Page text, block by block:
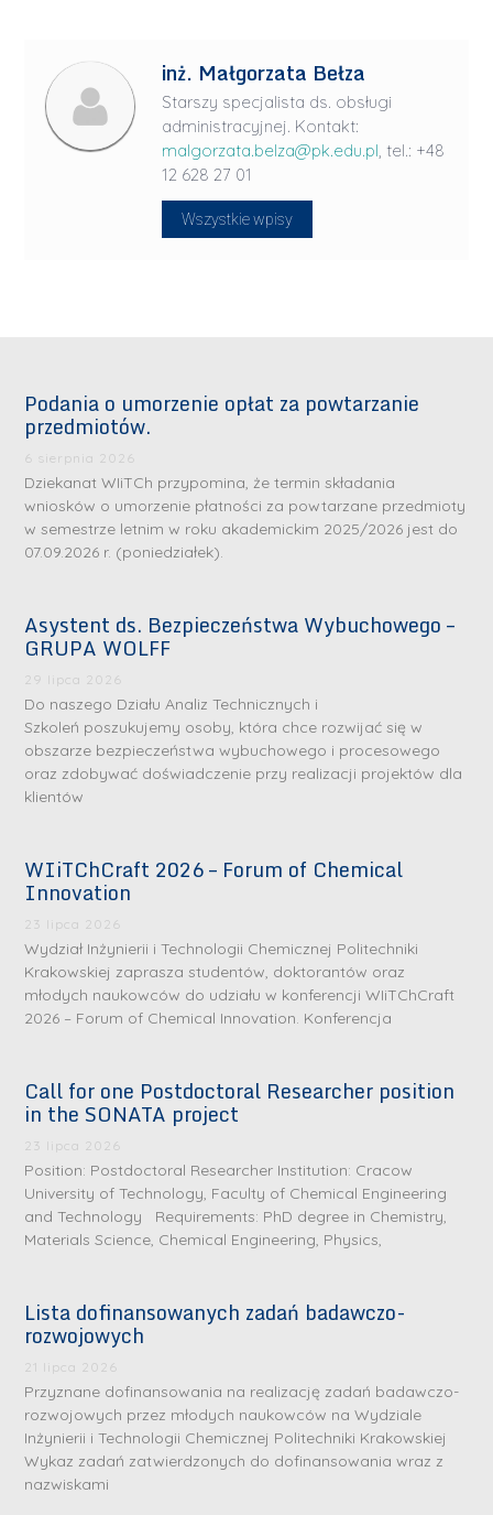
inż. Małgorzata Bełza
Starszy specjalista ds. obsługi
administracyjnej. Kontakt:
malgorzata.belza@pk.edu.pl, tel.: +48
12 628 27 01
Wszystkie wpisy
Podania o umorzenie opłat za powtarzanie
przedmiotów.
6 sierpnia 2026
Dziekanat WIiTCh przypomina, że termin składania
wniosków o umorzenie płatności za powtarzane przedmioty
w semestrze letnim w roku akademickim 2025/2026 jest do
07.09.2026 r. (poniedziałek).
Asystent ds. Bezpieczeństwa Wybuchowego –
GRUPA WOLFF
29 lipca 2026
Do naszego Działu Analiz Technicznych i
Szkoleń poszukujemy osoby, która chce rozwijać się w
obszarze bezpieczeństwa wybuchowego i procesowego
oraz zdobywać doświadczenie przy realizacji projektów dla
klientów
WIiTChCraft 2026 – Forum of Chemical
Innovation
23 lipca 2026
Wydział Inżynierii i Technologii Chemicznej Politechniki
Krakowskiej zaprasza studentów, doktorantów oraz
młodych naukowców do udziału w konferencji WIiTChCraft
2026 – Forum of Chemical Innovation. Konferencja
Call for one Postdoctoral Researcher position
in the SONATA project
23 lipca 2026
Position: Postdoctoral Researcher Institution: Cracow
University of Technology, Faculty of Chemical Engineering
and Technology Requirements: PhD degree in Chemistry,
Materials Science, Chemical Engineering, Physics,
Lista dofinansowanych zadań badawczo-
rozwojowych
21 lipca 2026
Przyznane dofinansowania na realizację zadań badawczo-
rozwojowych przez młodych naukowców na Wydziale
Inżynierii i Technologii Chemicznej Politechniki Krakowskiej
Wykaz zadań zatwierdzonych do dofinansowania wraz z
nazwiskami
S
r
e
b
r
n
D